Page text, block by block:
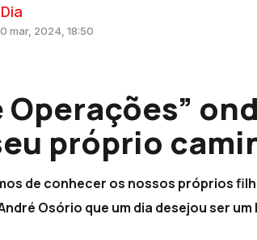
mar, 2024, 18:50
Operações”
próprio
de conhecer os nossos próprios
Osório que um dia desejou ser